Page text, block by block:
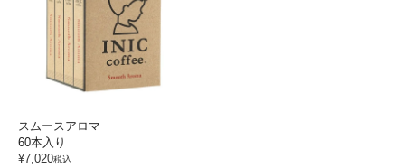
スムースアロマ
60本入り
¥7,020税込